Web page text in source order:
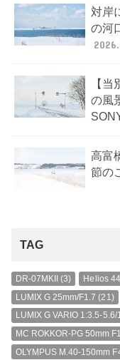
対岸
の河
【
の風
高富
節の
TAG
DR-07MKII (3) Helios
LUMIX G 25mm/F1.7 (21)
LUMIX G VARIO 1:3.5-
MC ROKKOR-PG 50mm
OLYMPUS M.40-150mm